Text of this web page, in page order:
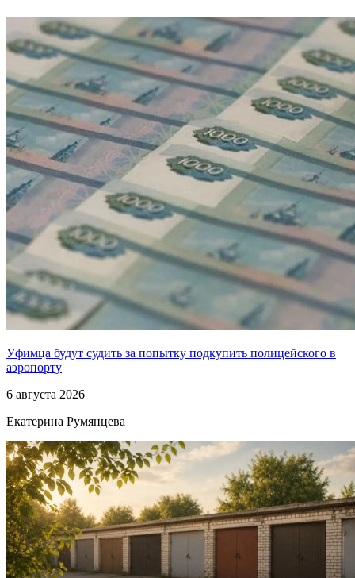
Уфимца будут судить за попытку подкупить полицейского в
аэропорту
6 августа 2026
Екатерина Румянцева